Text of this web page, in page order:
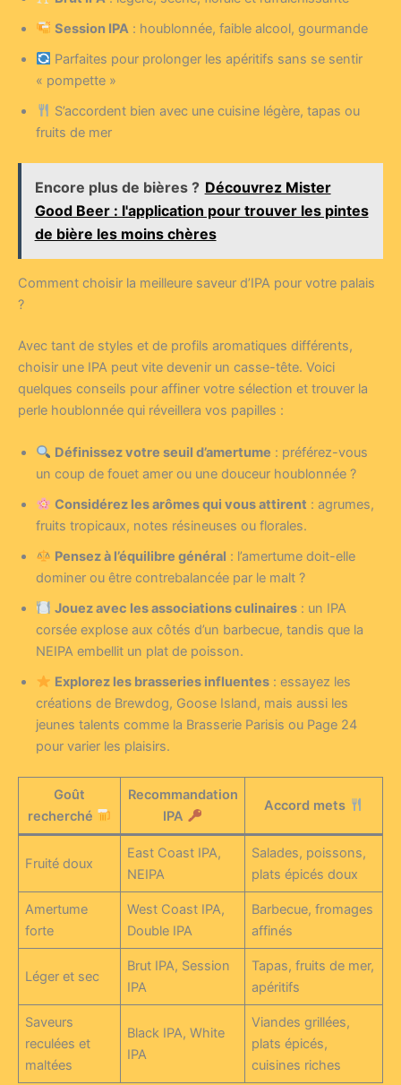
Session IPA: houblonnée, faible alcool, gourmande
Parfaites pour prolonger les apéritifs sans se sentir
« pompette »
S’accordent bien avec une cuisine légère, tapas ou
fruits de mer
Encore plus de bières ? Découvrez Mister
Good Beer : l'application pour trouver les pintes
de bière les moins chères
Comment choisir la meilleure saveur d’IPA pour votre palais
?
Avec tant de styles et de profils aromatiques différents,
choisir une IPA peut vite devenir un casse-tête. Voici
quelques conseils pour affiner votre sélection et trouver la
perle houblonnée qui réveillera vos papilles :
Définissez votre seuil d’amertume : préférez-vous
un coup de fouet amer ou une douceur houblonnée ?
Considérez les arômes qui vous attirent : agrumes,
fruits tropicaux, notes résineuses ou florales.
Pensez à l’équilibre général : l’amertume doit-elle
dominer ou être contrebalancée par le malt ?
Jouez avec les associations culinaires: un IPA
corsée explose aux côtés d’un barbecue, tandis que la
NEIPA embellit un plat de poisson.
Explorez les brasseries influentes: essayez les
créations de Brewdog, Goose Island, mais aussi les
jeunes talents comme la Brasserie Parisis ou Page 24
pour varier les plaisirs.
Goût
recherché
Recommandation
IPA
Accord mets
Fruité doux
East Coast IPA,
NEIPA
Salades, poissons,
plats épicés doux
Amertume
forte
West Coast IPA,
Double IPA
Barbecue, fromages
affinés
Léger et sec
Brut IPA, Session
IPA
Tapas, fruits de mer,
apéritifs
Saveurs
reculées et
maltées
Black IPA, White
IPA
Viandes grillées,
plats épicés,
cuisines riches